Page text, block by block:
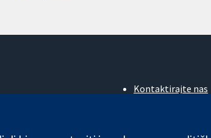
Kontaktirajte nas